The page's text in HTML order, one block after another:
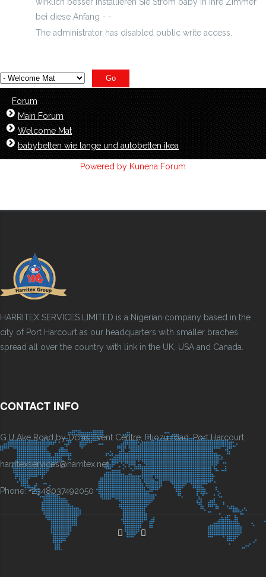
bei diese Anfang - -
The administrator has disabled public write access.
Forum
Main Forum
Welcome Mat
babybetten wie lange und autobetten ikea
Powered by Kunena Forum
HARRITEX SERVICES LIMITED is a Nigerian company based in the
city of Port Harcourt as our headquarters with smaller braches
spread all over the country with link in the UK, USA and Canada.
CONTACT INFO
G.U Ake Road by Dchis Event Centre, Eliozu road, Port Harcourt.
harritexservices@harritex.net
Phone: +2348037492050